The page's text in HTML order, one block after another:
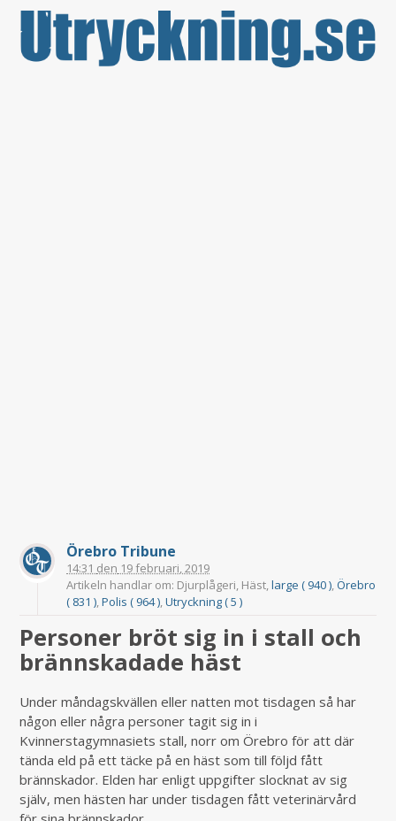
Örebro Tribune
14:31 den 19 februari, 2019
Artikeln handlar om: Djurplågeri, Häst,large ( 940 ),Örebro
( 831 ),Polis ( 964 ),Utryckning ( 5 )
Personer bröt sig in i stall och
brännskadade häst
Under måndagskvällen eller natten mot tisdagen så har
någon eller några personer tagit sig in i
Kvinnerstagymnasiets stall, norr om Örebro för att där
tända eld på ett täcke på en häst som till följd fått
brännskador. Elden har enligt uppgifter slocknat av sig
själv, men hästen har under tisdagen fått veterinärvård